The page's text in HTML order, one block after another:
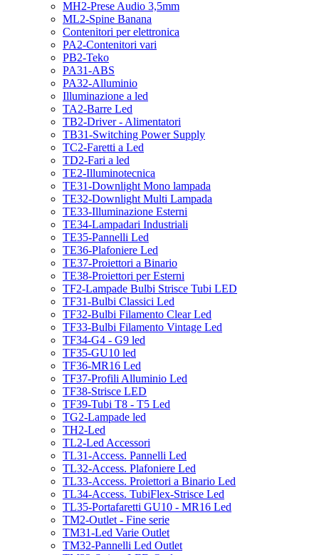
MH2-Prese Audio 3,5mm
ML2-Spine Banana
Contenitori per elettronica
PA2-Contenitori vari
PB2-Teko
PA31-ABS
PA32-Alluminio
Illuminazione a led
TA2-Barre Led
TB2-Driver - Alimentatori
TB31-Switching Power Supply
TC2-Faretti a Led
TD2-Fari a led
TE2-Illuminotecnica
TE31-Downlight Mono lampada
TE32-Downlight Multi Lampada
TE33-Illuminazione Esterni
TE34-Lampadari Industriali
TE35-Pannelli Led
TE36-Plafoniere Led
TE37-Proiettori a Binario
TE38-Proiettori per Esterni
TF2-Lampade Bulbi Strisce Tubi LED
TF31-Bulbi Classici Led
TF32-Bulbi Filamento Clear Led
TF33-Bulbi Filamento Vintage Led
TF34-G4 - G9 led
TF35-GU10 led
TF36-MR16 Led
TF37-Profili Alluminio Led
TF38-Strisce LED
TF39-Tubi T8 - T5 Led
TG2-Lampade led
TH2-Led
TL2-Led Accessori
TL31-Access. Pannelli Led
TL32-Access. Plafoniere Led
TL33-Access. Proiettori a Binario Led
TL34-Access. TubiFlex-Strisce Led
TL35-Portafaretti GU10 - MR16 Led
TM2-Outlet - Fine serie
TM31-Led Varie Outlet
TM32-Pannelli Led Outlet